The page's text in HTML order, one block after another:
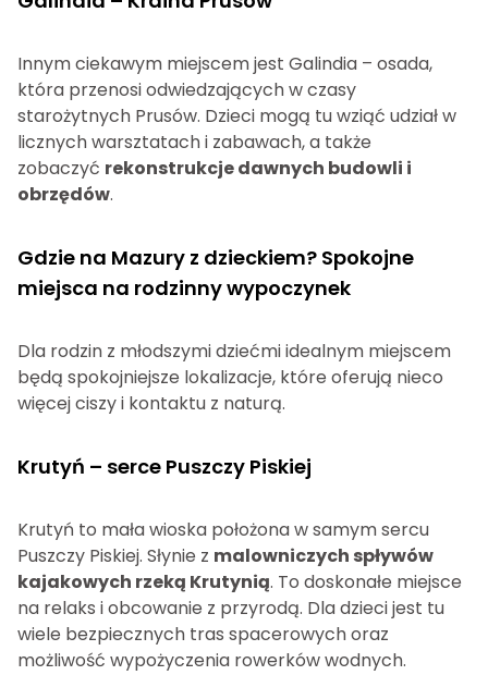
Innym ciekawym miejscem jest Galindia – osada,
która przenosi odwiedzających w czasy
starożytnych Prusów. Dzieci mogą tu wziąć udział w
licznych warsztatach i zabawach, a także
zobaczyć rekonstrukcje dawnych budowli i
obrzędów.
Gdzie na Mazury z dzieckiem? Spokojne
miejsca na rodzinny wypoczynek
Dla rodzin z młodszymi dziećmi idealnym miejscem
będą spokojniejsze lokalizacje, które oferują nieco
więcej ciszy i kontaktu z naturą.
Krutyń – serce Puszczy Piskiej
Krutyń to mała wioska położona w samym sercu
Puszczy Piskiej. Słynie z malowniczych spływów
kajakowych rzeką Krutynią. To doskonałe miejsce
na relaks i obcowanie z przyrodą. Dla dzieci jest tu
wiele bezpiecznych tras spacerowych oraz
możliwość wypożyczenia rowerków wodnych.